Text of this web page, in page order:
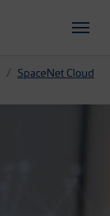
SpaceNet Cloud